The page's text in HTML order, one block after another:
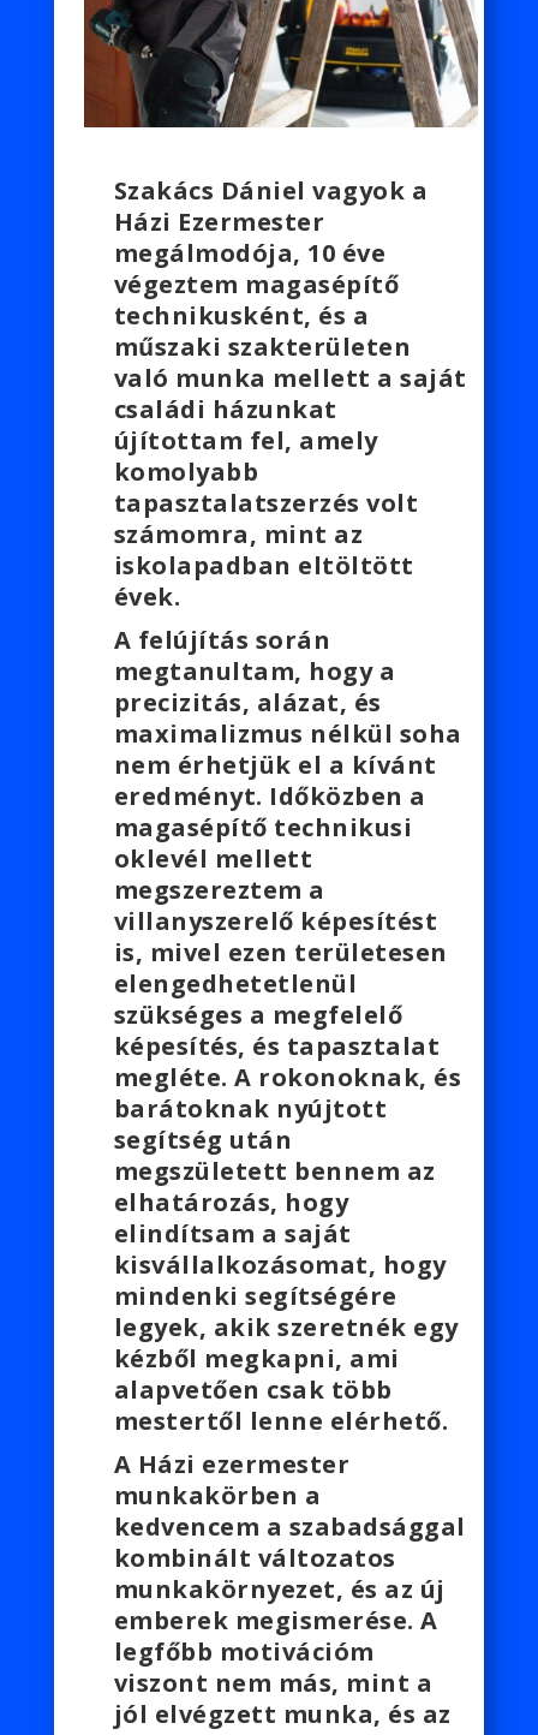
Szakács Dániel vagyok a
Házi Ezermester
megálmodója, 10 éve
végeztem magasépítő
technikusként, és a
műszaki szakterületen
való munka mellett a saját
családi házunkat
újítottam fel, amely
komolyabb
tapasztalatszerzés volt
számomra, mint az
iskolapadban eltöltött
évek.
A felújítás során
megtanultam, hogy a
precizitás, alázat, és
maximalizmus nélkül soha
nem érhetjük el a kívánt
eredményt. Időközben a
magasépítő technikusi
oklevél mellett
megszereztem a
villanyszerelő képesítést
is, mivel ezen területesen
elengedhetetlenül
szükséges a megfelelő
képesítés, és tapasztalat
megléte. A rokonoknak, és
barátoknak nyújtott
segítség után
megszületett bennem az
elhatározás, hogy
elindítsam a saját
kisvállalkozásomat, hogy
mindenki segítségére
legyek, akik szeretnék egy
kézből megkapni, ami
alapvetően csak több
mestertől lenne elérhető.
A Házi ezermester
munkakörben a
kedvencem a szabadsággal
kombinált változatos
munkakörnyezet, és az új
emberek megismerése. A
legfőbb motivációm
viszont nem más, mint a
jól elvégzett munka, és az